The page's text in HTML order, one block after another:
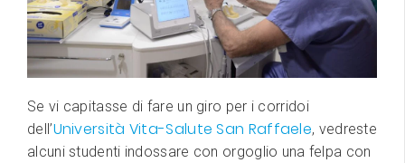
Se vi capitasse di fare un giro per i corridoi
dell’Università Vita-Salute San Raffaele, vedreste
alcuni studenti indossare con orgoglio una felpa con